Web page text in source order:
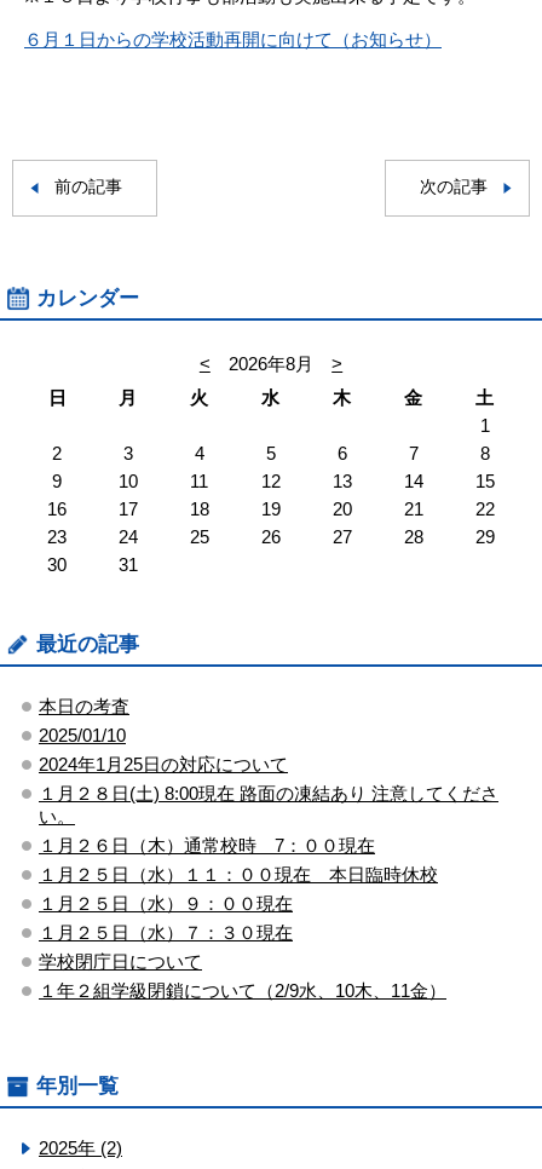
６月１日からの学校活動再開に向けて（お知らせ）
前の記事 次の記事
カレンダー
< 2026年8月
>
日
月 火 水 木 金
土
1
2
3 4 5 6 7
8
9
10 11 12 13 14
15
16
17 18 19 20 21
22
23
24 25 26 27 28
29
30
31
最近の記事
本日の考査
2025/01/10
2024年1月25日の対応について
１月２８日(土) 8:00現在 路面の凍結あり 注意してくださ
い。
１月２６日（木）通常校時 7：００現在
１月２５日（水）１１：００現在 本日臨時休校
１月２５日（水）９：００現在
１月２５日（水）７：３０現在
学校閉庁日について
１年２組学級閉鎖について（2/9水、10木、11金）
年別一覧
2025年 (2)